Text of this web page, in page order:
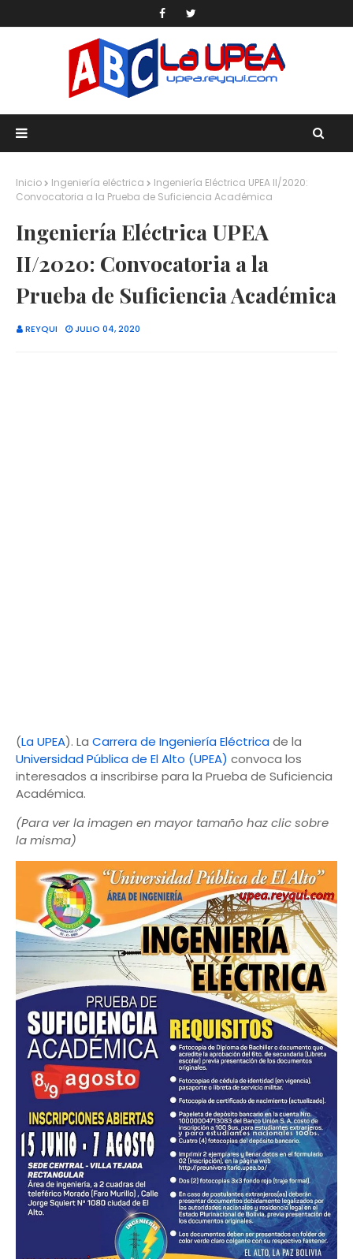
Inicio Ingeniería eléctrica
Ingeniería Eléctrica UPEA II/2020:
Convocatoria a la Prueba de Suficiencia Académica
Ingeniería Eléctrica UPEA
II/2020: Convocatoria a la
Prueba de Suficiencia Académica
REYQUI JULIO 04, 2020
(La UPEA). La Carrera de Ingeniería Eléctricade la
Universidad Pública de El Alto (UPEA) convoca los
interesados a inscribirse para la Prueba de Suficiencia
Académica.
(Para ver la imagen en mayor tamaño haz clic sobre
la misma)